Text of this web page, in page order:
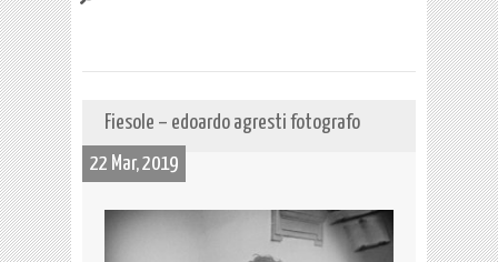
Fiesole – edoardo agresti fotografo
22 Mar, 2019